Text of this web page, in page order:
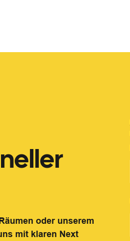
oder unserem
mit klaren Next